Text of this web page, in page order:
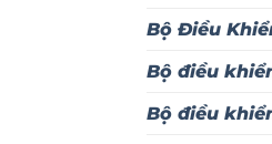
Bộ Điều
Bộ điều
Bộ điều